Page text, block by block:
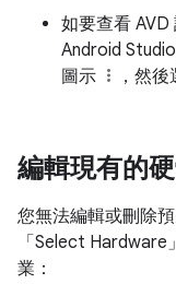
如要查看
Android
圖示
，然
編輯現有的
您無法編輯或刪除
「Select Hardware」
業：